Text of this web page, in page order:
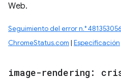
Web.
Seguimiento del error n.° 481353056
ChromeStatus.com | Especificación
image-rendering: